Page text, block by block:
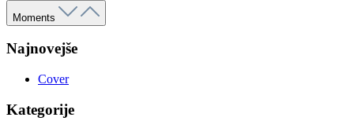
Moments
Najnovejše
Cover
Kategorije